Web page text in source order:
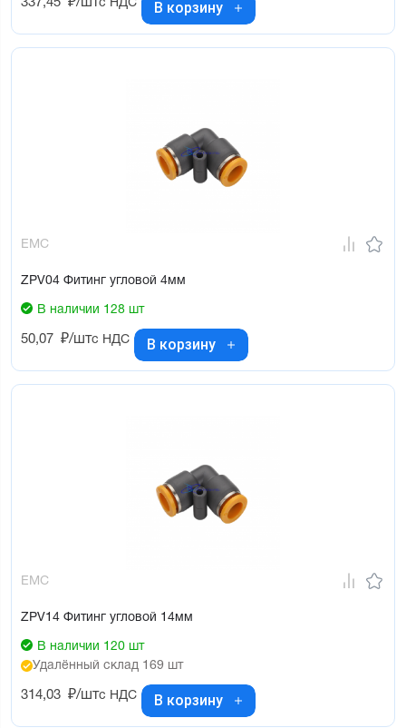
с НДС В корзину
EMC
ZPV04 Фитинг угловой 4мм
В наличии 128 шт
50,07 ₽/штс НДС В корзину
EMC
ZPV14 Фитинг угловой 14мм
В наличии 120 шт
Удалённый склад 169 шт
314,03 ₽/штс НДС В корзину